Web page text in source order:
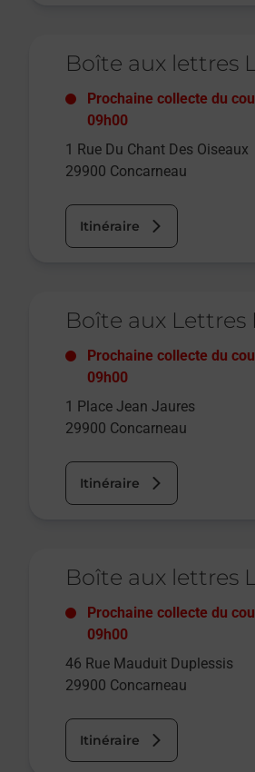
Boîte aux lettres
Prochaine collecte du
09h00
1 Rue Du Chant Des Oiseaux
29900 Concarneau
Itinéraire
Boîte aux Lettres
Prochaine collecte du
09h00
1 Place Jean Jaures
29900 Concarneau
Itinéraire
Boîte aux lettres
Prochaine collecte du
09h00
46 Rue Mauduit Duplessis
29900 Concarneau
Itinéraire